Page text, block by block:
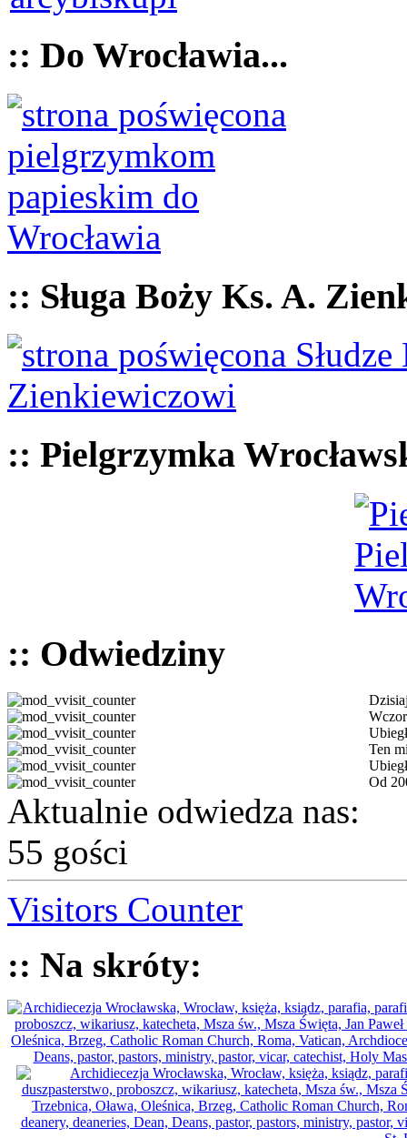
:: Do Wrocławia...
:: Sługa Boży Ks. A.
:: Pielgrzymka
:: Odwiedziny
Ten
Od
Aktualnie odwiedza nas:
55 gości
Visitors Counter
:: Na skróty: